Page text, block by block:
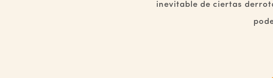
inevitable de ciertas